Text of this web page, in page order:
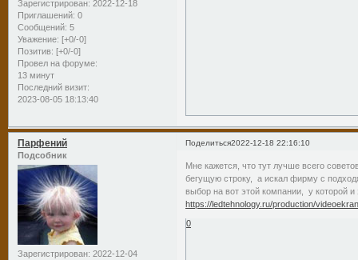
Зарегистрирован: 2022-12-18
Приглашений: 0
Сообщений: 5
Уважение: [+0/-0]
Позитив: [+0/-0]
Провел на форуме:
13 минут
Последний визит:
2023-08-05 18:13:40
Поделиться2022-12-18 22:16:10
Парфений
Подсобник
Зарегистрирован: 2022-12-04
Мне кажется, что тут лучше всего
бегущую строку, а искал фирму с
выбор на вот этой компании, у которой
https://ledtehnology.ru/production/
0